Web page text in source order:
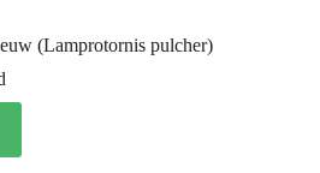
(Lamprotornis pulcher)